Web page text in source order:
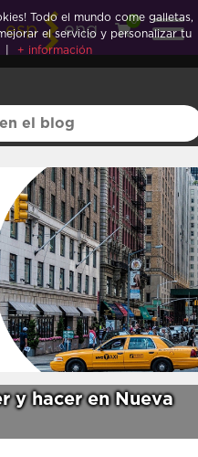
esp eng
0
y hacer en Nueva
Todo el mundo come galletas,
el servicio y personalizar tu
+ información